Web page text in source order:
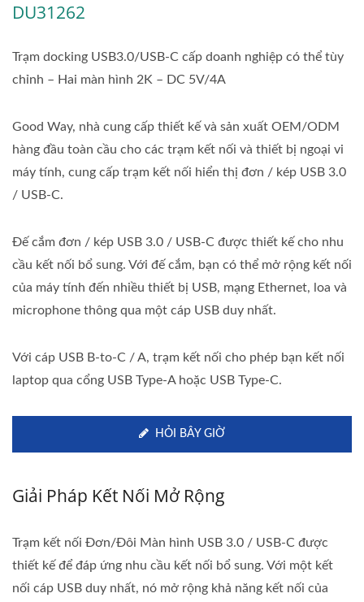
DU31262
Trạm docking USB3.0/USB-C cấp doanh nghiệp có thể tùy
chỉnh – Hai màn hình 2K – DC 5V/4A
Good Way, nhà cung cấp thiết kế và sản xuất OEM/ODM
hàng đầu toàn cầu cho các trạm kết nối và thiết bị ngoại vi
máy tính, cung cấp trạm kết nối hiển thị đơn / kép USB 3.0
/ USB-C.
Đế cắm đơn / kép USB 3.0 / USB-C được thiết kế cho nhu
cầu kết nối bổ sung. Với đế cắm, bạn có thể mở rộng kết nối
của máy tính đến nhiều thiết bị USB, mạng Ethernet, loa và
microphone thông qua một cáp USB duy nhất.
Với cáp USB B-to-C / A, trạm kết nối cho phép bạn kết nối
laptop qua cổng USB Type-A hoặc USB Type-C.
HỎI BÂY GIỜ
Giải Pháp Kết Nối Mở Rộng
Trạm kết nối Đơn/Đôi Màn hình USB 3.0 / USB-C được
thiết kế để đáp ứng nhu cầu kết nối bổ sung. Với một kết
nối cáp USB duy nhất, nó mở rộng khả năng kết nối của